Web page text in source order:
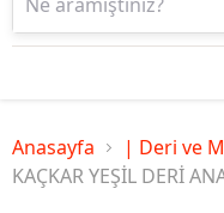
Anasayfa
| Deri ve
KAÇKAR YEŞİL DERİ